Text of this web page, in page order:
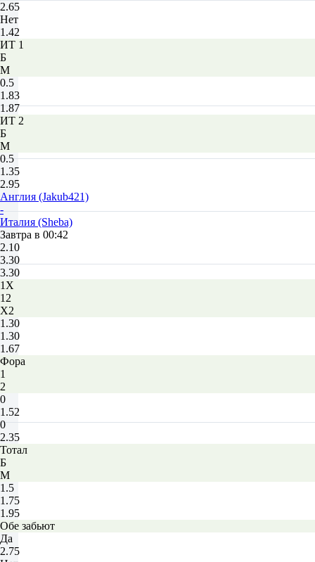
2.65
Нет
1.42
ИТ 1
Б
М
0.5
1.83
1.87
ИТ 2
Б
М
0.5
1.35
2.95
Англия (Jakub421)
-
Италия (Sheba)
Завтра в 00:42
2.10
3.30
3.30
1X
12
X2
1.30
1.30
1.67
Фора
1
2
0
1.52
0
2.35
Тотал
Б
М
1.5
1.75
1.95
Обе забьют
Да
2.75